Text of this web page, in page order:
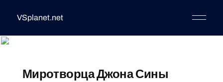
VSplanet.net
Миротворца Джона Сины